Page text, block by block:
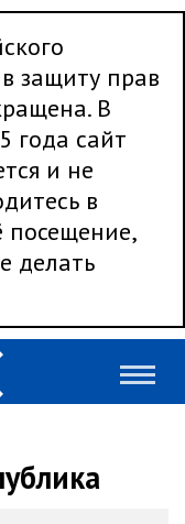
защиту прав
В
года сайт
и не
в
посещение,
делать